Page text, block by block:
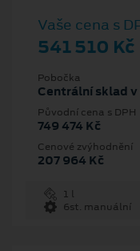
Vaše cena s
541 510 Kč
Pobočka
Centrální sklad v
Původní cena s DPH
749 474 Kč
Cenové zvýhodnění
207 964 Kč
1 l
6st. manuální